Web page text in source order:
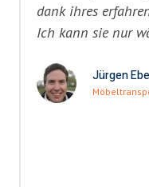
dank ihres
Ich kann sie nur
Jürgen